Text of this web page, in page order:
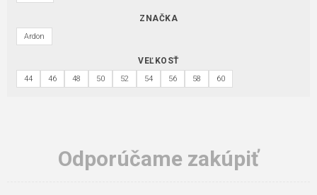
ZNAČKA
Ardon
VEĽKOSŤ
44 46 48 50 52 54 56 58 60
Odporúčame zakúpiť